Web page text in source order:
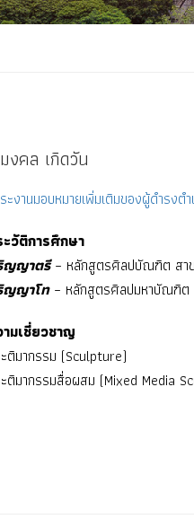
งคล เกิดวัน
ะงานมอบหมายเพิ่มเติมของผู้ดำรงต
วัติการศึกษา
ญญาตรี– หลักสูตรศิลปบัณฑิต สาข
ญญาโท– หลักสูตรศิลปมหาบัณฑิต
มเชี่ยวชาญ
ติมากรรม (Sculpture)
ติมากรรมสื่อผสม (Mixed Media